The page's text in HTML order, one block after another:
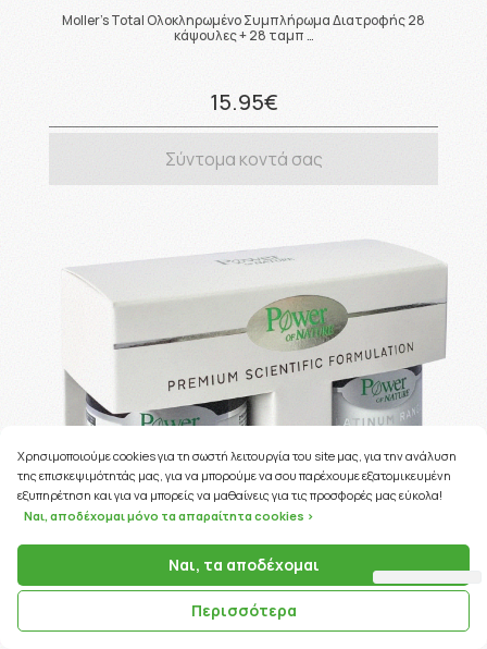
Moller's Total Ολοκληρωμένο Συμπλήρωμα Διατροφής 28
κάψουλες + 28 ταμπ …
15.95€
Σύντομα κοντά σας
Χρησιμοποιούμε cookies για τη σωστή λειτουργία του site μας, για την ανάλυση
της επισκεψιμότητάς μας, για να μπορούμε να σου παρέχουμε εξατομικευμένη
εξυπηρέτηση και για να μπορείς να μαθαίνεις για τις προσφορές μας εύκολα!
Ναι, αποδέχομαι μόνο τα απαραίτητα cookies >
Ναι, τα αποδέχομαι
Περισσότερα